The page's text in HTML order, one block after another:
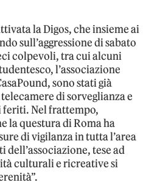
la Digos, che insieme ai
sull’aggressione di sabato
colpevoli, tra cui alcuni
l’associazione
sono stati già
di sorveglianza e
feriti. Nel frattempo,
la questura di Roma ha
di vigilanza in tutta l’area
dell’associazione, tese ad
culturali e ricreative si